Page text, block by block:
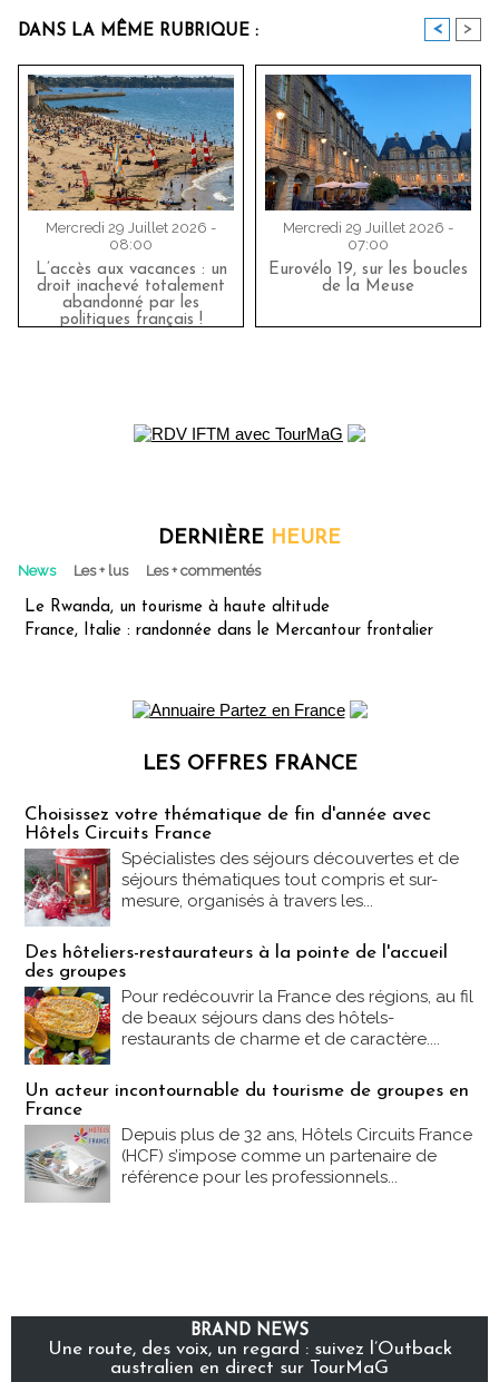
DANS LA MÊME RUBRIQUE : < >
Mercredi 29 Juillet 2026 -
08:00
L’accès aux vacances : un
droit inachevé totalement
abandonné par les
politiques français !
Mercredi 29 Juillet 2026 -
07:00
Eurovélo 19, sur les boucles
de la Meuse
DERNIÈRE HEURE
News Les + lus Les + commentés
Le Rwanda, un tourisme à haute altitude
France, Italie : randonnée dans le Mercantour frontalier
LES OFFRES FRANCE
Choisissez votre thématique de fin d'année avec
Hôtels Circuits France
Spécialistes des séjours découvertes et de
séjours thématiques tout compris et sur-
mesure, organisés à travers les...
Des hôteliers-restaurateurs à la pointe de l'accueil
des groupes
Pour redécouvrir la France des régions, au fil
de beaux séjours dans des hôtels-
restaurants de charme et de caractère....
Un acteur incontournable du tourisme de groupes en
France
Depuis plus de 32 ans, Hôtels Circuits France
(HCF) s’impose comme un partenaire de
référence pour les professionnels...
BRAND NEWS
Une route, des voix, un regard : suivez l’Outback
australien en direct sur TourMaG